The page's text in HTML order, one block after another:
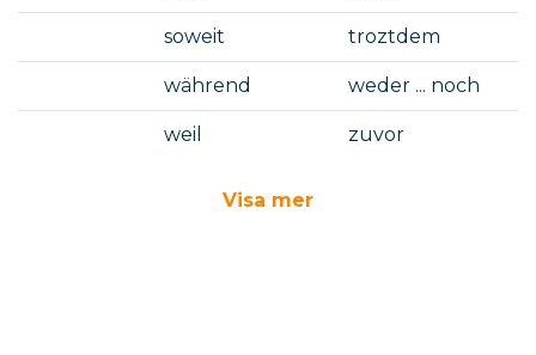
soweit troztdem
während weder ... noch
weil zuvor
Visa mer